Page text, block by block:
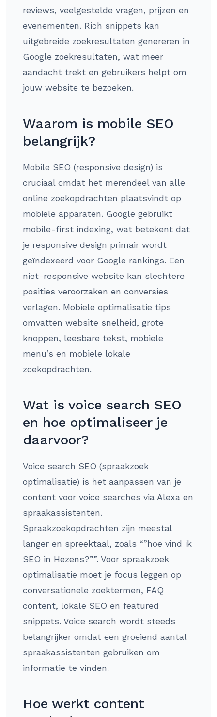
reviews, veelgestelde vragen, prijzen en
evenementen. Rich snippets kan
uitgebreide zoekresultaten genereren in
Google zoekresultaten, wat meer
aandacht trekt en gebruikers helpt om
jouw website te bezoeken.
Waarom is mobile SEO
belangrijk?
Mobile SEO (responsive design) is
cruciaal omdat het merendeel van alle
online zoekopdrachten plaatsvindt op
mobiele apparaten. Google gebruikt
mobile-first indexing, wat betekent dat
je responsive design primair wordt
geïndexeerd voor Google rankings. Een
niet-responsive website kan slechtere
posities veroorzaken en conversies
verlagen. Mobiele optimalisatie tips
omvatten website snelheid, grote
knoppen, leesbare tekst, mobiele
menu’s en mobiele lokale
zoekopdrachten.
Wat is voice search SEO
en hoe optimaliseer je
daarvoor?
Voice search SEO (spraakzoek
optimalisatie) is het aanpassen van je
content voor voice searches via Alexa en
spraakassistenten.
Spraakzoekopdrachten zijn meestal
langer en spreektaal, zoals “”hoe vind ik
SEO in Hezens?””. Voor spraakzoek
optimalisatie moet je focus leggen op
conversationele zoektermen, FAQ
content, lokale SEO en featured
snippets. Voice search wordt steeds
belangrijker omdat een groeiend aantal
spraakassistenten gebruiken om
informatie te vinden.
Hoe werkt content